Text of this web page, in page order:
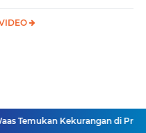
Kekurangan di Proyek RTLH,